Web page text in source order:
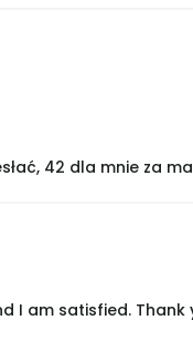
42 dla mnie za
I am satisfied.